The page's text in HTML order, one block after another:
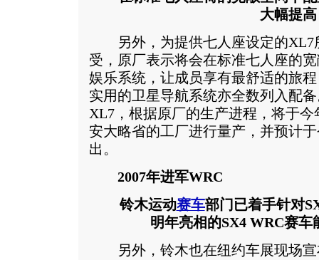
大幅提高
另外，为提供七人座设定的XL7
受，原厂表示将会在标准七人座的
娱乐系统，让成员享有最舒适的旅
实用的卫星导航系统亦全数列入配
XL7，根据原厂的生产进程，将于
安大略省的工厂进行量产，并预计
出。
2007年进军WRC
铃木运动赛车部门已着手针对
明年亮相的SX4 WRC赛车
另外，铃木也在纽约车展现场宣